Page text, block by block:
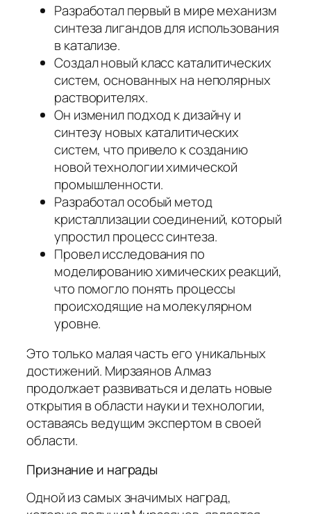
Разработал первый в мире механизм
синтеза лигандов для использования
в катализе.
Создал новый класс каталитических
систем, основанных на неполярных
растворителях.
Он изменил подход к дизайну и
синтезу новых каталитических
систем, что привело к созданию
новой технологии химической
промышленности.
Разработал особый метод
кристаллизации соединений, который
упростил процесс синтеза.
Провел исследования по
моделированию химических реакций,
что помогло понять процессы
происходящие на молекулярном
уровне.
Это только малая часть его уникальных
достижений. Мирзаянов Алмаз
продолжает развиваться и делать новые
открытия в области науки и технологии,
оставаясь ведущим экспертом в своей
области.
Признание и награды
Одной из самых значимых наград,